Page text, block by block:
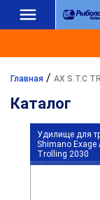
Главная / AX S.T.C
Каталог
Удилище для
Shimano Exage
Trolling 2030